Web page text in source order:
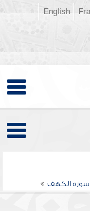
English
سورة الكهف